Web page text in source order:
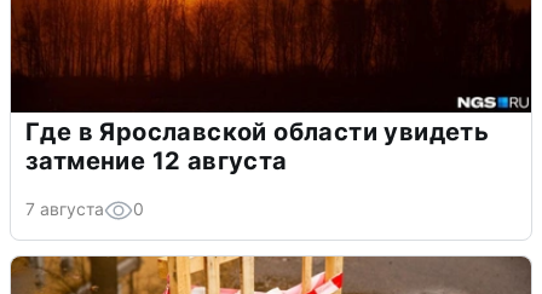
Где в Ярославской области увидеть
затмение 12 августа
7 августа 0